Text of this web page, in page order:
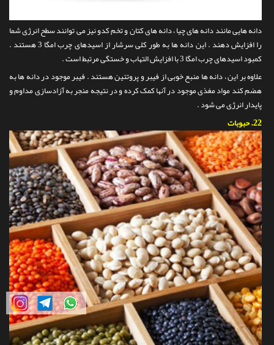
دانه هایی مانند دانه های چیا ، دانه های کتان و تخم کدو نیز می توانند سطح انرژی شما
را افزایش دهند . این دانه ها به طور کلی سرشار از اسیدهای چرب امگا 3 هستند .
کمبود اسیدهای چرب امگا 3 با افزایش التهاب و خستگی مرتبط است .
علاوه بر این ، دانه ها منبع خوبی از فیبر و پروتئین هستند . فیبر موجود در دانه ها به
هضم کند مواد مغذی موجود در آنها کمک کرده و در نتیجه منجر به آزادسازی مداوم و
پایدار انرژی می شود .
22. حبوبات